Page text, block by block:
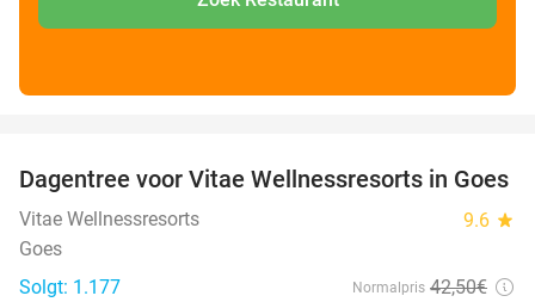
49%
Dagentree voor Vitae Wellnessresorts in Goes
Vitae Wellnessresorts 9.6 star
Goes
Solgt: 1.177
Normalpris 42,50€